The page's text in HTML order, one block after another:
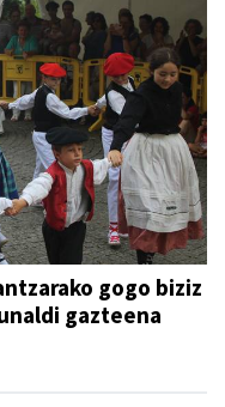
gogo biziz
gazteena